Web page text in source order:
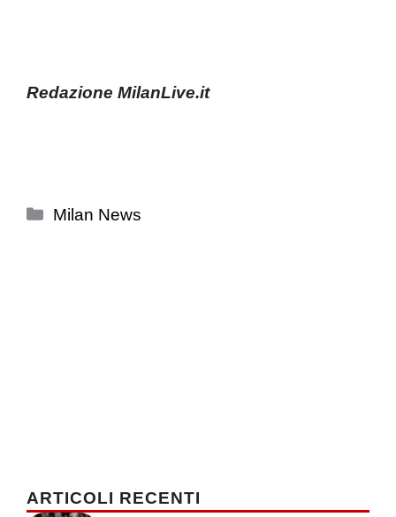
Redazione MilanLive.it
Categorie
Milan News
ARTICOLI RECENTI